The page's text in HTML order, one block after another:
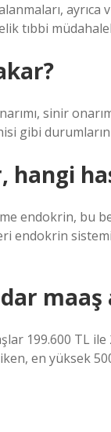
tıbbi
sinir
gibi durumların
hangi
endokrin, bu
endokrin
maaş
199.600 TL
en yüksek